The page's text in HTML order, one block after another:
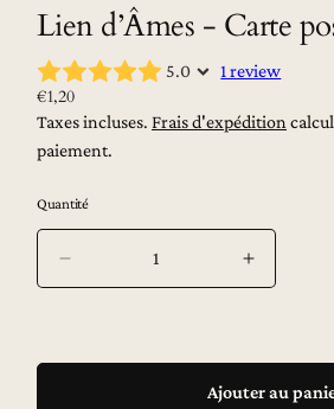
1
dans
fenêtre
modale
Lien d’Âmes - Carte
5.0 1 review
P
r
x
a
b
€1,20
Taxes incluses. Frais d'expédition
paiement.
Quantité
la
Lien
Augmenter
la
Lien
d’Âmes
Ajouter au